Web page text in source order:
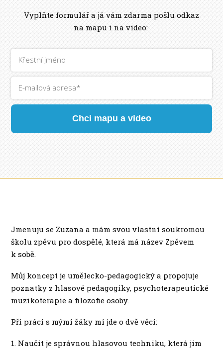
Vyplňte formulář a já vám zdarma pošlu odkaz
na mapu i na video:
Chci mapu a video
Jmenuju se Zuzana a mám svou vlastní soukromou
školu zpěvu pro dospělé, která má název Zpěvem
k sobě.
Můj koncept je umělecko-pedagogický a propojuje
poznatky z hlasové pedagogiky, psychoterapeutické
muzikoterapie a filozofie osoby.
Při práci s mými žáky mi jde o dvě věci:
1. Naučit je správnou hlasovou techniku, která jim